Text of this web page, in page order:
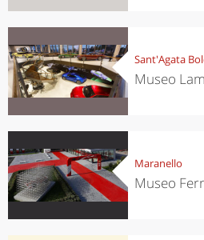
Sant'Agata
Museo
Maranello
Museo